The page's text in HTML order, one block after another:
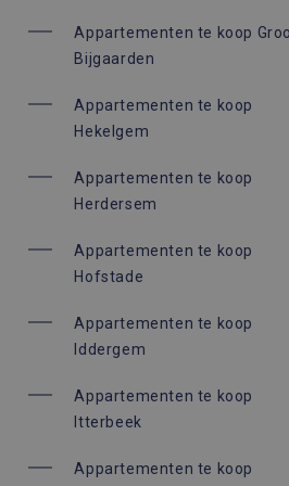
Appartementen te koop
Bijgaarden
Appartementen te koop
Hekelgem
Appartementen te koop
Herdersem
Appartementen te koop
Hofstade
Appartementen te koop
Iddergem
Appartementen te koop
Itterbeek
Appartementen te koop